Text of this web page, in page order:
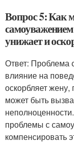
Вопрос 5: Как
унижает и
Ответ: Проблема
влияние на
оскорбляет жену,
может быть
проблемы с
компенсировать